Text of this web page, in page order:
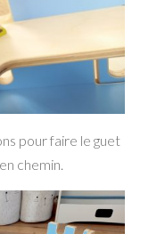
pour faire le guet
chemin.